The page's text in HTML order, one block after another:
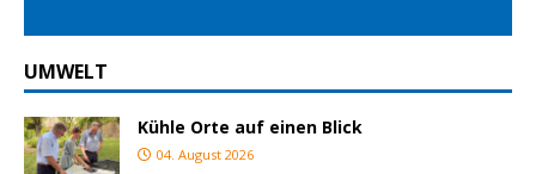
UMWELT
Kühle Orte auf einen Blick
04. August 2026